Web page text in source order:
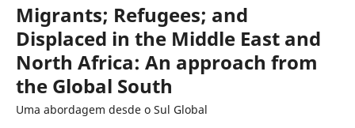
Migrants; Refugees; and
Displaced in the Middle East and
North Africa: An approach from
the Global South
Uma abordagem desde o Sul Global